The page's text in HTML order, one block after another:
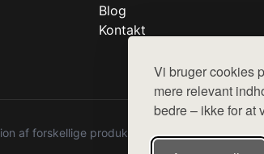
Vi bruger cookies
mere relevant
bedre – ikke for at
Blog
Kontakt
af forskellige produkter fra diverse